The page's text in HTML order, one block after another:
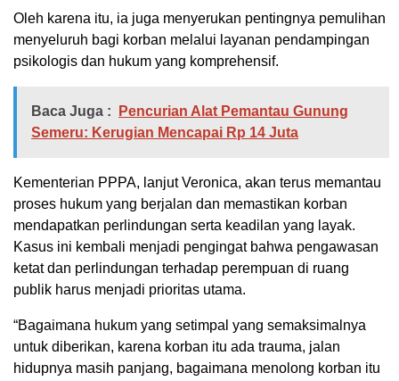
Oleh karena itu, ia juga menyerukan pentingnya pemulihan
menyeluruh bagi korban melalui layanan pendampingan
psikologis dan hukum yang komprehensif.
Baca Juga :
Pencurian Alat Pemantau Gunung
Semeru: Kerugian Mencapai Rp 14 Juta
Kementerian PPPA, lanjut Veronica, akan terus memantau
proses hukum yang berjalan dan memastikan korban
mendapatkan perlindungan serta keadilan yang layak.
Kasus ini kembali menjadi pengingat bahwa pengawasan
ketat dan perlindungan terhadap perempuan di ruang
publik harus menjadi prioritas utama.
“Bagaimana hukum yang setimpal yang semaksimalnya
untuk diberikan, karena korban itu ada trauma, jalan
hidupnya masih panjang, bagaimana menolong korban itu